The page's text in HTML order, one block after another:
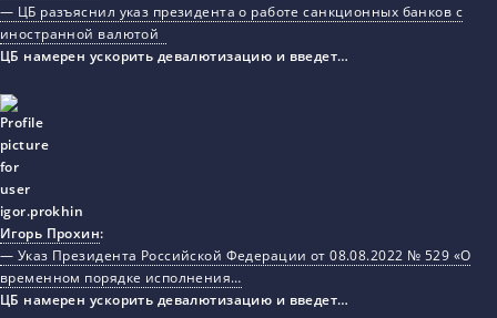
— ЦБ разъяснил указ президента о работе санкционных банков с
иностранной валютой
ЦБ намерен ускорить девалютизацию и введет…
Игорь Прохин:
— Указ Президента Российской Федерации от 08.08.2022 № 529 «О
временном порядке исполнения…
ЦБ намерен ускорить девалютизацию и введет…